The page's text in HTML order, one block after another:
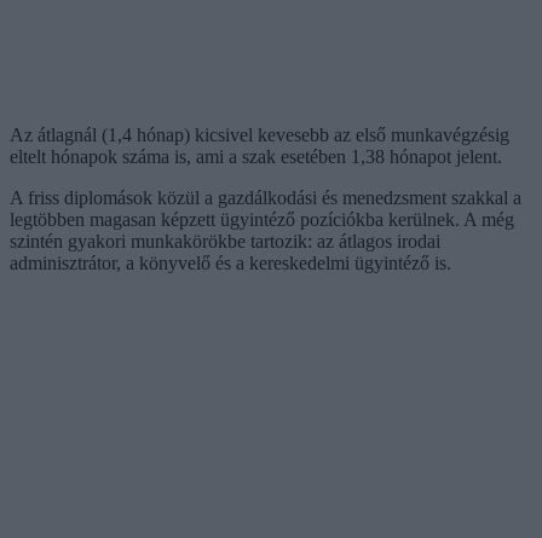
Az átlagnál (1,4 hónap) kicsivel kevesebb az első munkavégzésig
eltelt hónapok száma is, ami a szak esetében 1,38 hónapot jelent.
A friss diplomások közül a gazdálkodási és menedzsment szakkal a
legtöbben magasan képzett ügyintéző pozíciókba kerülnek. A még
szintén gyakori munkakörökbe tartozik: az átlagos irodai
adminisztrátor, a könyvelő és a kereskedelmi ügyintéző is.